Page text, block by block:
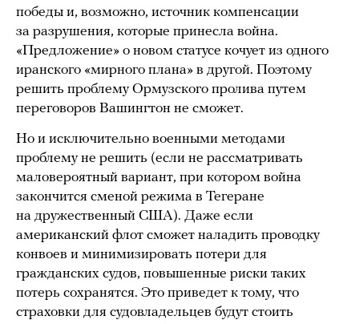
победы и, возможно, источник компенсации
за разрушения, которые принесла война.
«Предложение» о новом статусе кочует из одного
иранского «мирного плана» в другой. Поэтому
решить проблему Ормузского пролива путем
переговоров Вашингтон не сможет.
Но и исключительно военными методами
проблему не решить (если не рассматривать
маловероятный вариант, при котором война
закончится сменой режима в Тегеране
на дружественный США). Даже если
американский флот сможет наладить проводку
конвоев и минимизировать потери для
гражданских судов, повышенные риски таких
потерь сохранятся. Это приведет к тому, что
страховки для судовладельцев будут стоить